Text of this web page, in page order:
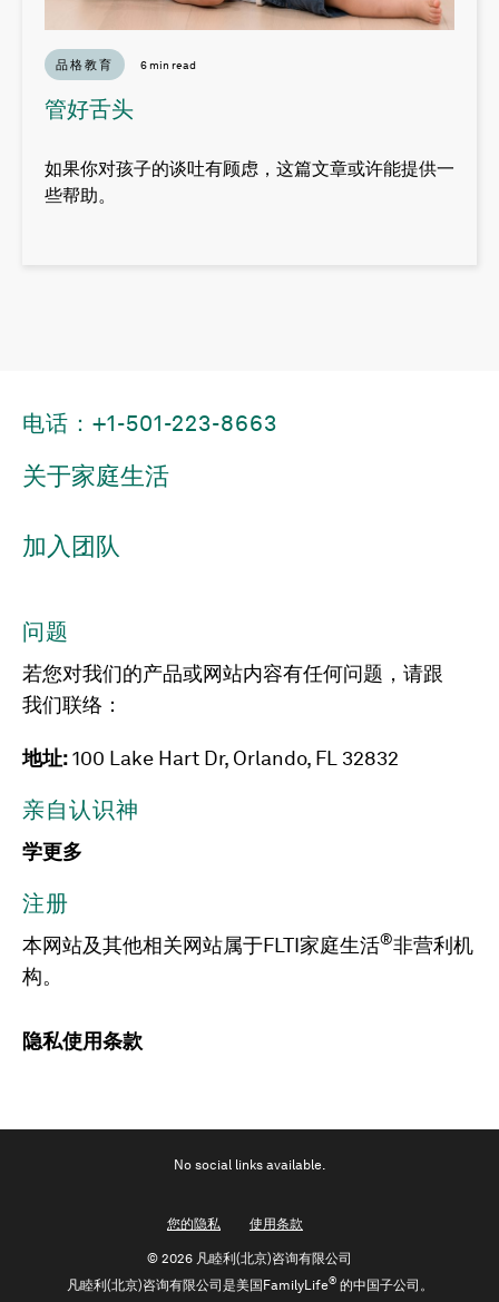
品格教育 6 min read
管好舌头
如果你对孩子的谈吐有顾虑，这篇文章或许能提供一
些帮助。
电话：+1-501-223-8663
关于家庭生活
加入团队
问题
若您对我们的产品或网站内容有任何问题，请跟
我们联络：
地址:100 Lake Hart Dr, Orlando, FL 32832
亲自认识神
学更多
注册
本网站及其他相关网站属于FLTI家庭生活®非营利机
构。
隐私使用条款
No social links available.
您的隐私 使用条款
© 2026 凡睦利(北京)咨询有限公司
凡睦利(北京)咨询有限公司是美国FamilyLife®的中国子公司。